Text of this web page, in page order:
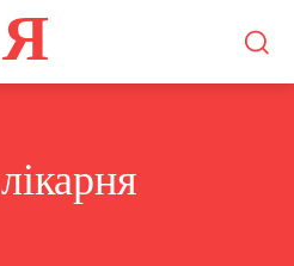
Я
лікарня